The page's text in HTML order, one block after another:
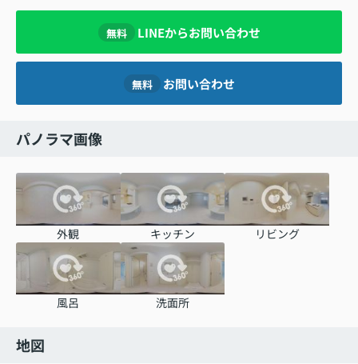
無料 LINEからお問い合わせ
無料 お問い合わせ
パノラマ画像
外観 キッチン リビング
風呂 洗面所
地図